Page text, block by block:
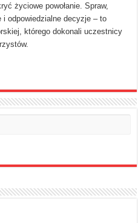
życiowe powołanie. Spraw,
odpowiedzialne decyzje – to
którego dokonali uczestnicy